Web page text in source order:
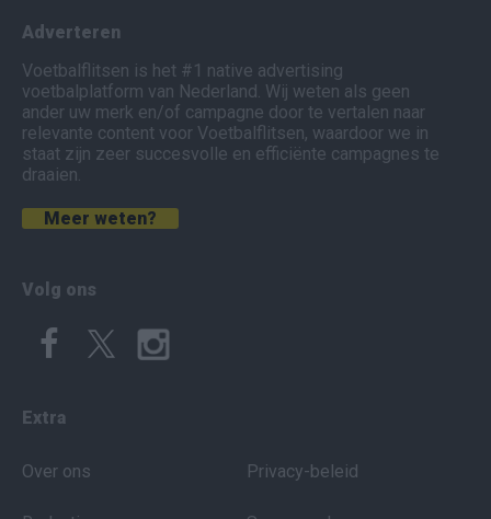
Adverteren
Voetbalflitsen is het #1 native advertising
voetbalplatform van Nederland. Wij weten als geen
ander uw merk en/of campagne door te vertalen naar
relevante content voor Voetbalflitsen, waardoor we in
staat zijn zeer succesvolle en efficiënte campagnes te
draaien.
Meer weten?
Volg ons
Extra
Over ons Privacy-beleid